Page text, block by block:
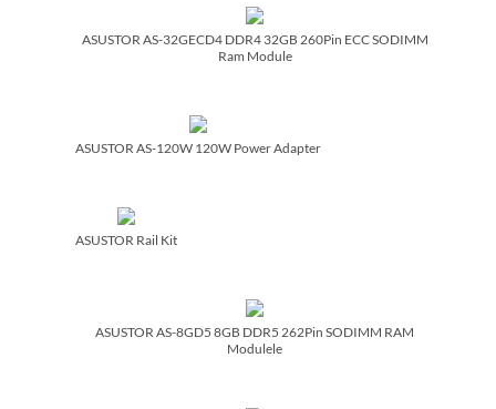
ASUSTOR AS-32GECD4 DDR4 32GB 260Pin ECC SODIMM
Ram Module
ASUSTOR AS-120W 120W Power Adapter
ASUSTOR Rail Kit
ASUSTOR AS-8GD5 8GB DDR5 262Pin SODIMM RAM
Modulele